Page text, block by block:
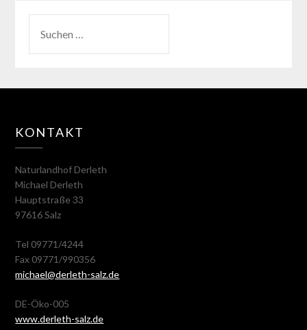
KONTAKT
Naturlandhof Derleth
Michael Derleth
Hauptstraße 33
97616 Salz
Tel 09771/4244
Fax 09771/990356
michael@derleth-salz.de
DE-Öko-005
www.derleth-salz.de